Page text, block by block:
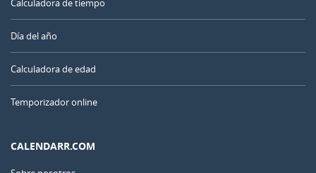
Calculadora de tiempo
Día del año
Calculadora de edad
Temporizador online
CALENDARR.COM